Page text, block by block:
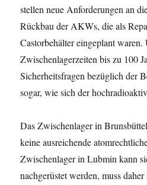
stellen neue Anforderungen an
Rückbau der AKWs, die als
Castorbehälter eingeplant
Zwischenlagerzeiten bis zu 100
Sicherheitsfragen bezüglich der
sogar, wie sich der
Das Zwischenlager in
keine ausreichende
Zwischenlager in Lubmin kann
nachgerüstet werden, muss